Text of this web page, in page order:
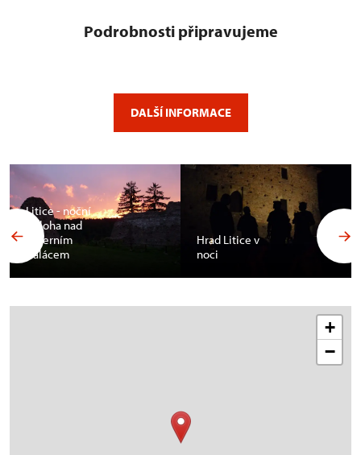
Podrobnosti připravujeme
DALŠÍ INFORMACE
Litice - noční
obloha nad
severním
palácem
Hrad Litice v
noci
+
−